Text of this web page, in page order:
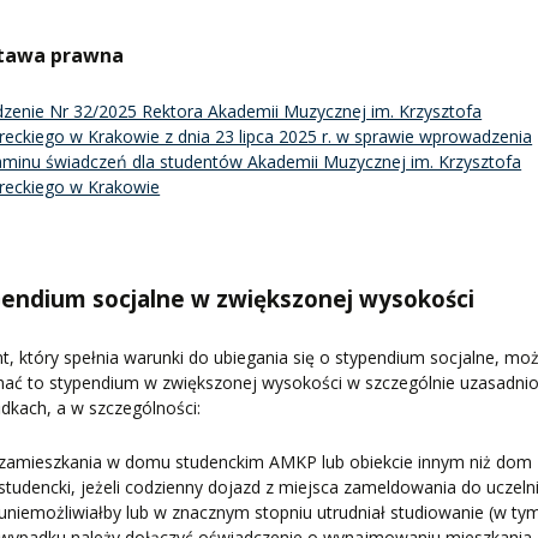
prawna
Nr 32/2025 Rektora Akademii Muzycznej im. Krzysztofa
w Krakowie z dnia 23 lipca 2025 r. w sprawie wprowadzenia
świadczeń dla studentów Akademii Muzycznej im. Krzysztofa
w Krakowie
socjalne w zwiększonej wysokości
który spełnia warunki do ubiegania się o stypendium socjalne,
to stypendium w zwiększonej wysokości w szczególnie
a w szczególności:
zamieszkania w domu studenckim AMKP lub obiekcie innym niż dom
jeżeli codzienny dojazd z miejsca zameldowania do uczelni
lub w znacznym stopniu utrudniał studiowanie (w